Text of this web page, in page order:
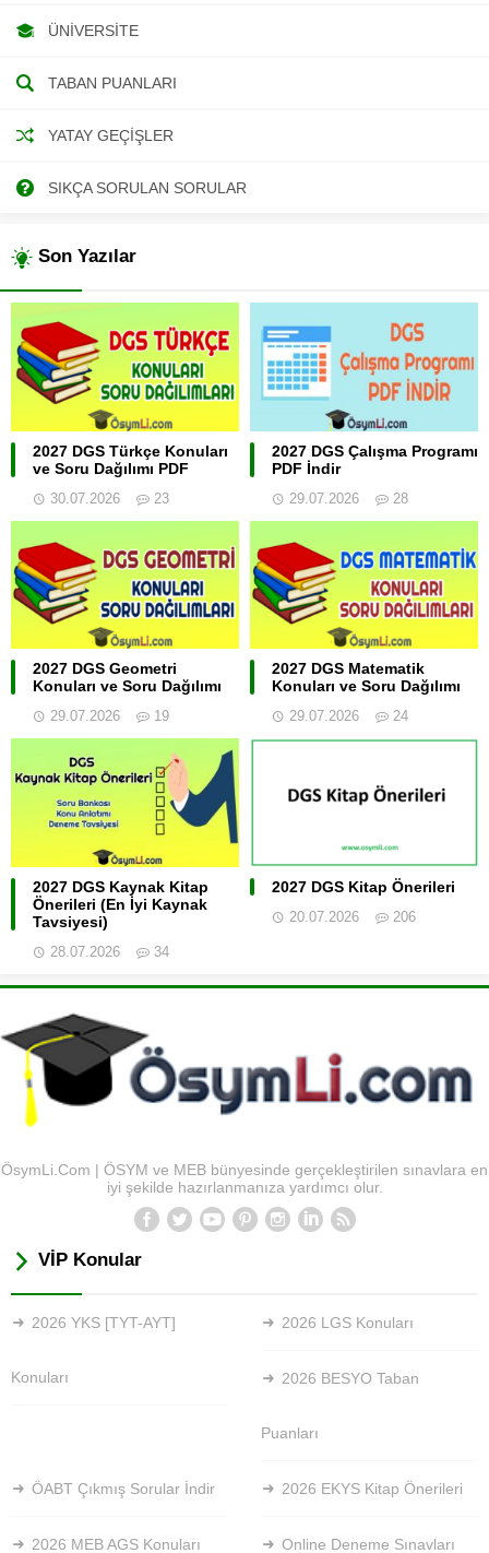
ÜNIVERSITE
TABAN PUANLARI
YATAY GEÇIŞLER
SIKÇA SORULAN SORULAR
Son Yazılar
2027 DGS Türkçe Konuları
ve Soru Dağılımı PDF
30.07.2026 23
2027 DGS Çalışma Programı
PDF İndir
29.07.2026 28
2027 DGS Geometri
Konuları ve Soru Dağılımı
29.07.2026 19
2027 DGS Matematik
Konuları ve Soru Dağılımı
29.07.2026 24
2027 DGS Kaynak Kitap
Önerileri (En İyi Kaynak
Tavsiyesi)
28.07.2026 34
2027 DGS Kitap Önerileri
20.07.2026 206
ÖsymLi.Com | ÖSYM ve MEB bünyesinde gerçekleştirilen sınavlara en
iyi şekilde hazırlanmanıza yardımcı olur.
VİP Konular
2026 YKS [TYT-AYT]
Konuları
2026 LGS Konuları
2026 BESYO Taban
Puanları
ÖABT Çıkmış Sorular İndir 2026 EKYS Kitap Önerileri
2026 MEB AGS Konuları Online Deneme Sınavları